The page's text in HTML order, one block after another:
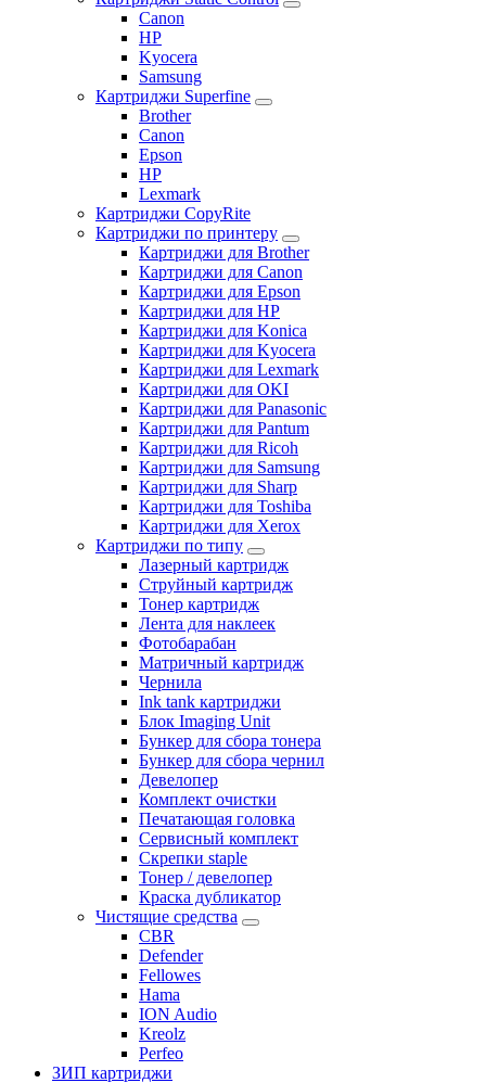
Canon
HP
Kyocera
Samsung
Картриджи Superfine
Brother
Canon
Epson
HP
Lexmark
Картриджи CopyRite
Картриджи по принтеру
Картриджи для Brother
Картриджи для Canon
Картриджи для Epson
Картриджи для HP
Картриджи для Konica
Картриджи для Kyocera
Картриджи для Lexmark
Картриджи для OKI
Картриджи для Panasonic
Картриджи для Pantum
Картриджи для Ricoh
Картриджи для Samsung
Картриджи для Sharp
Картриджи для Toshiba
Картриджи для Xerox
Картриджи по типу
Лазерный картридж
Струйный картридж
Тонер картридж
Лента для наклеек
Фотобарабан
Матричный картридж
Чернила
Ink tank картриджи
Блок Imaging Unit
Бункер для сбора тонера
Бункер для сбора чернил
Девелопер
Комплект очистки
Печатающая головка
Сервисный комплект
Скрепки staple
Тонер / девелопер
Краска дубликатор
Чистящие средства
CBR
Defender
Fellowes
Hama
ION Audio
Kreolz
Perfeo
ЗИП картриджи